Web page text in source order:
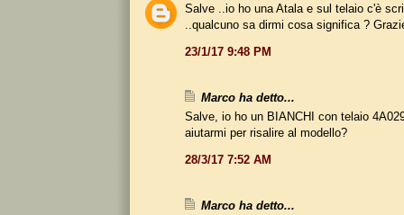
Salve ..io ho una Atala e sul telaio c'è
..qualcuno sa dirmi cosa significa ?
23/1/17 9:48 PM
Marco ha detto...
Salve, io ho un BIANCHI con telaio
aiutarmi per risalire al modello?
28/3/17 7:52 AM
Marco ha detto...